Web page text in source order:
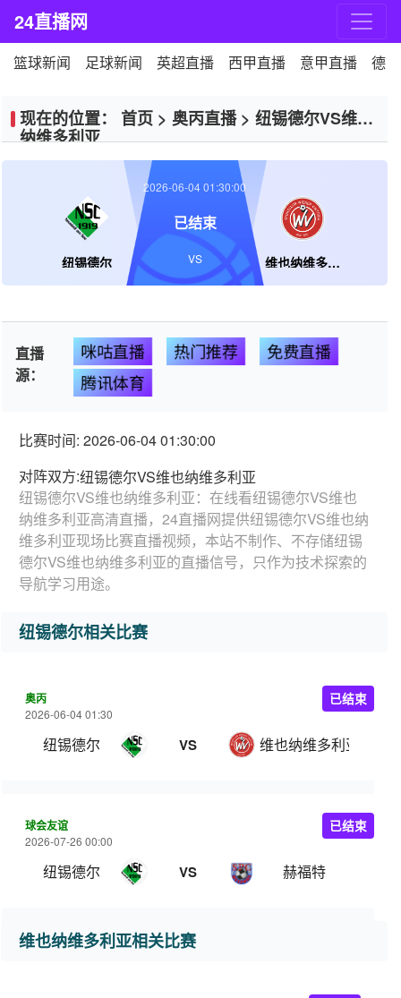
24直播网
篮球新闻 足球新闻 英超直播 西甲直播 意甲直播 德
现在的位置： 首页 > 奥丙直播> 纽锡德尔VS维也
纳维多利亚
纽锡德尔 维也纳维多利亚
2026-06-04 01:30:00
已结束
VS
直播
源：
咪咕直播 热门推荐 免费直播
腾讯体育
比赛时间: 2026-06-04 01:30:00
对阵双方:纽锡德尔VS维也纳维多利亚
纽锡德尔VS维也纳维多利亚：在线看纽锡德尔VS维也
纳维多利亚高清直播，24直播网提供纽锡德尔VS维也纳
维多利亚现场比赛直播视频，本站不制作、不存储纽锡
德尔VS维也纳维多利亚的直播信号，只作为技术探索的
导航学习用途。
纽锡德尔相关比赛
奥丙
2026-06-04 01:30
纽锡德尔 VS 维也纳维多利亚
已结束
球会友谊
2026-07-26 00:00
纽锡德尔 VS 赫福特
已结束
维也纳维多利亚相关比赛